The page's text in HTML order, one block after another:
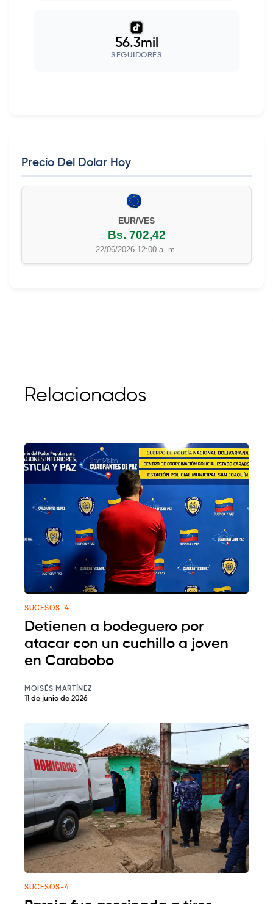
56.3mil
SEGUIDORES
Precio Del Dolar Hoy
EUR/VES
Bs. 702,42
22/06/2026 12:00 a. m.
Relacionados
SUCESOS-4
Detienen a bodeguero por
atacar con un cuchillo a joven
en Carabobo
MOISÉS MARTÍNEZ
11 de junio de 2026
SUCESOS-4